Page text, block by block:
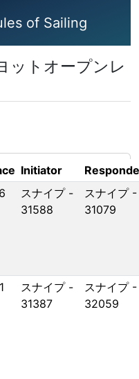
of Sailing
ットオープンレ
Initiator
6
スナイプ -
31588
スナイプ -
31079
1
スナイプ -
31387
スナイプ -
32059